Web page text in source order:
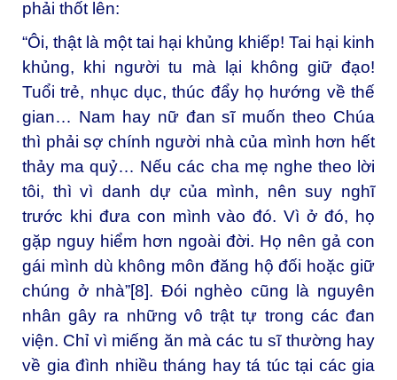
phải thốt lên:
“Ôi, thật là một tai hại khủng khiếp! Tai hại kinh
khủng, khi người tu mà lại không giữ đạo!
Tuổi trẻ, nhục dục, thúc đẩy họ hướng về thế
gian… Nam hay nữ đan sĩ muốn theo Chúa
thì phải sợ chính người nhà của mình hơn hết
thảy ma quỷ… Nếu các cha mẹ nghe theo lời
tôi, thì vì danh dự của mình, nên suy nghĩ
trước khi đưa con mình vào đó. Vì ở đó, họ
gặp nguy hiểm hơn ngoài đời. Họ nên gả con
gái mình dù không môn đăng hộ đối hoặc giữ
chúng ở nhà”[8]. Đói nghèo cũng là nguyên
nhân gây ra những vô trật tự trong các đan
viện. Chỉ vì miếng ăn mà các tu sĩ thường hay
về gia đình nhiều tháng hay tá túc tại các gia